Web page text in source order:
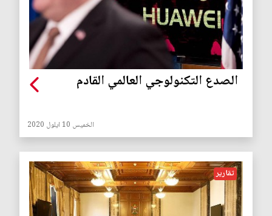
الصدع التكنولوجي العالمي القادم
الخميس 10 ايلول 2020
تقارير